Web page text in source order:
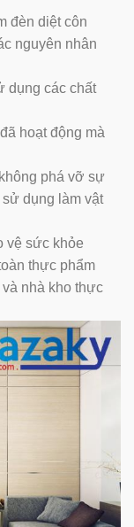
đèn diệt côn
nguyên nhân
dụng các chất
hoạt động mà
phá vỡ sự
dụng làm vật
vệ sức khỏe
thực phẩm
nhà kho thực